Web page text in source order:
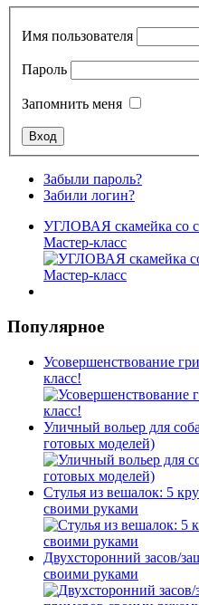
Имя пользователя
Пароль
Запомнить меня
Забыли пароль?
Забили логин?
УГЛОВАЯ скамейка со
Мастер-класс
Популярное
Усовершенствование
класс!
Уличный вольер для
готовых моделей)
Стулья из вешалок: 5
своими руками
Двухсторонний засов/
своими руками